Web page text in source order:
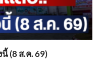
(8 ส.ค. 69)